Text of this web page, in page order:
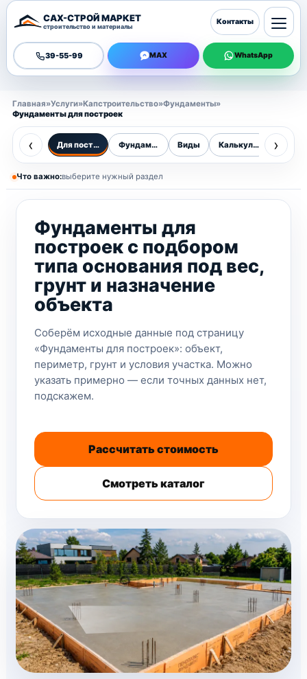
САХ-СТРОЙ МАРКЕТ
строительство и материалы
39-55-99 MAX WhatsApp
Контакты
Главная»Услуги»Капстроительство»Фундаменты»
Фундаменты для построек
‹ Для построек Фундаменты Виды Калькулятор Цены
›
Что важно:выберите нужный раздел
Фундаменты для
построек с подбором
типа основания под вес,
грунт и назначение
объекта
Соберём исходные данные под страницу
«Фундаменты для построек»: объект,
периметр, грунт и условия участка. Можно
указать примерно — если точных данных нет,
подскажем.
Рассчитать стоимость
Смотреть каталог